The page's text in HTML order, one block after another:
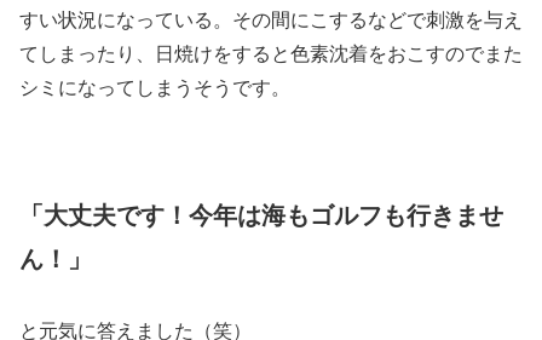
すい状況になっている。その間にこするなどで刺激を与え
てしまったり、日焼けをすると色素沈着をおこすのでまた
シミになってしまうそうです。
「大丈夫です！今年は海もゴルフも行きませ
ん！」
と元気に答えました（笑）